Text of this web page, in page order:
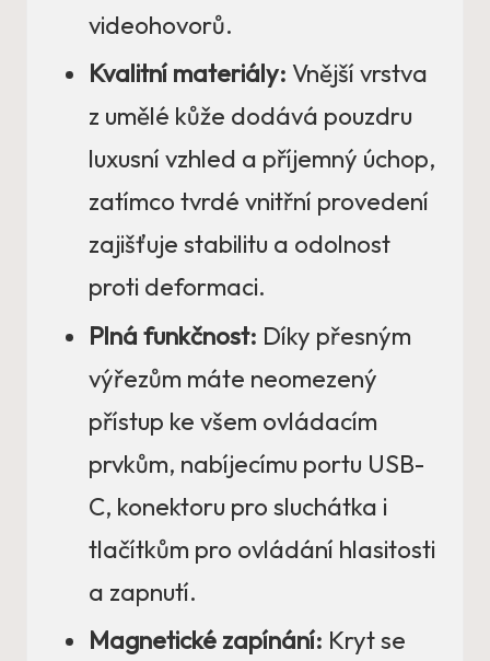
videohovorů.
Kvalitní materiály: Vnější vrstva
z umělé kůže dodává pouzdru
luxusní vzhled a příjemný úchop,
zatímco tvrdé vnitřní provedení
zajišťuje stabilitu a odolnost
proti deformaci.
Plná funkčnost: Díky přesným
výřezům máte neomezený
přístup ke všem ovládacím
prvkům, nabíjecímu portu USB-
C, konektoru pro sluchátka i
tlačítkům pro ovládání hlasitosti
a zapnutí.
Magnetické zapínání: Kryt se